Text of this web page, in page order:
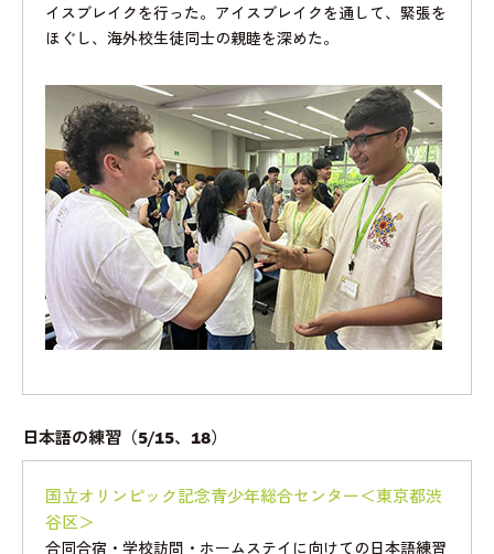
イスブレイクを行った。アイスブレイクを通して、緊張を
ほぐし、海外校生徒同士の親睦を深めた。
日本語の練習（5/15、18）
国立オリンピック記念青少年総合センター＜東京都渋
谷区＞
合同合宿・学校訪問・ホームステイに向けての日本語練習